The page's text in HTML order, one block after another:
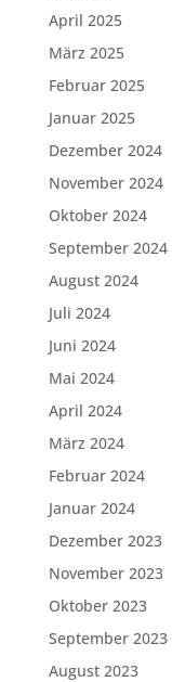
April 2025
März 2025
Februar 2025
Januar 2025
Dezember 2024
November 2024
Oktober 2024
September 2024
August 2024
Juli 2024
Juni 2024
Mai 2024
April 2024
März 2024
Februar 2024
Januar 2024
Dezember 2023
November 2023
Oktober 2023
September 2023
August 2023